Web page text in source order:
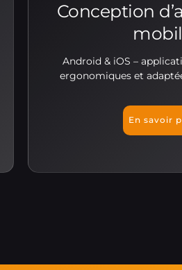
Conception
Android & iOS –
ergonomiques et
En savoir